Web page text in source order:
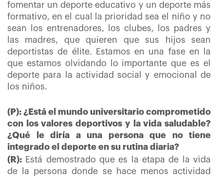
fomentar un deporte educativo y un deporte más
formativo, en el cual la prioridad sea el niño y no
sean los entrenadores, los clubes, los padres y
las madres,
que quieren que sus hijos sean
deportistas de élite. Estamos en una fase en la
que estamos olvidando lo importante que es el
deporte para la actividad social y emocional de
los niños.
(P): ¿Está el mundo universitario comprometido
con los valores deportivos y la vida saludable?
¿Qué le diría a una persona que no tiene
integrado el deporte en su rutina diaria?
(R): Está demostrado que es la etapa de la vida
de la persona donde se hace menos actividad